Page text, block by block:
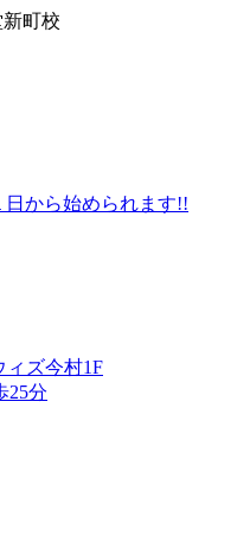
町校
から始められます!!
ィズ今村1F
25分